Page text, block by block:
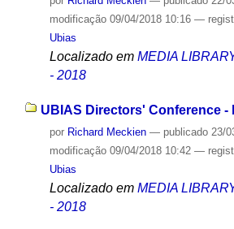
modificação09/04/2018 10:16 —
Ubias
Localizado em MEDIA
- 2018
UBIAS Directors' Conference -
por Richard Meckien — publicado23/
modificação09/04/2018 10:42 —
Ubias
Localizado em MEDIA
- 2018